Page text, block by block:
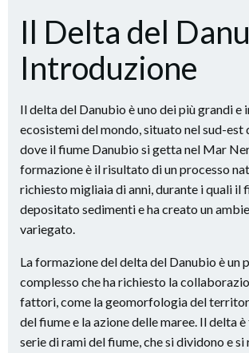
Il Delta del
Introduzione
Il delta del Danubio è uno dei più grandi
ecosistemi del mondo, situato nel sud-est
dove il fiume Danubio si getta nel Mar
formazione è il risultato di un processo
richiesto migliaia di anni, durante i quali il
depositato sedimenti e ha creato un
variegato.
La formazione del delta del Danubio è un
complesso che ha richiesto la
fattori, come la geomorfologia del
del fiume e la azione delle maree. Il delta
serie di rami del fiume, che si dividono e